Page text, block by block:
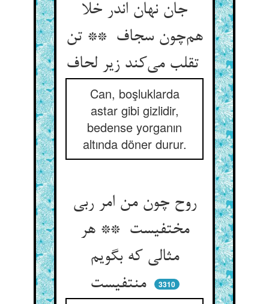
جان نهان اندر خلا
هم‌چون سجاف ** تن
تقلب می‌کند زیر لحاف
Can, boşluklarda
astar gibi gizlidir,
bedense yorganın
altında döner durur.
روح چون من امر ربی
مختفیست ** هر
مثالی که بگویم
منتفیست
3310